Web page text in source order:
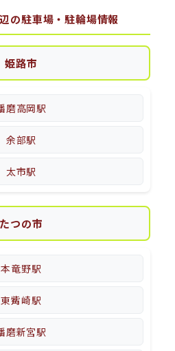
の駐車場・駐輪場情報
姫路市
磨高岡駅
余部駅
太市駅
たつの市
本竜野駅
東觜崎駅
磨新宮駅